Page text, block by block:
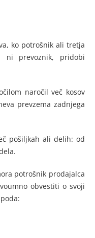
ko potrošnik ali tretja
prevoznik, pridobi
naročil več kosov
prevzema zadnjega
ali delih: od
potrošnik prodajalca
obvestiti o svoji